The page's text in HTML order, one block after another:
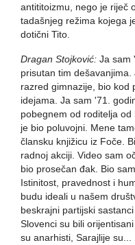
antititoizmu, nego je riječ
tadašnjeg režima kojega
dotični Tito.
Dragan Stojković: Ja sam
prisutan tim
razred gimnazije, bio kod
idejama. Ja sam '71.
pobegnem od roditelja
je bio poluvojni. Mene
člansku knjižicu iz Foče.
radnoj akciji. Video sam
bio prosečan đak. Bio
Istinitost, pravednost i
budu ideali u našem
beskrajni partijski
Slovenci su bili
su anarhisti, Sarajlije